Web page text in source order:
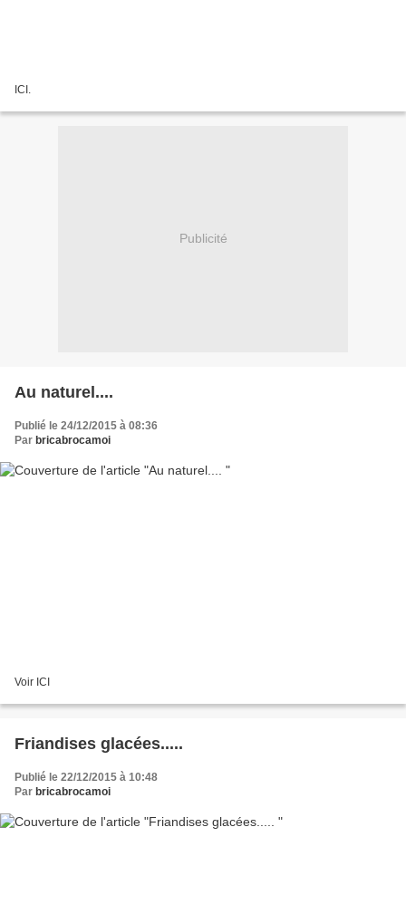
ICI.
Publicité
Au naturel....
Publié le 24/12/2015 à 08:36
Par bricabrocamoi
Voir ICI
Friandises glacées.....
Publié le 22/12/2015 à 10:48
Par bricabrocamoi